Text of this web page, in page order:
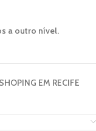
a outro nível.
EM RECIFE